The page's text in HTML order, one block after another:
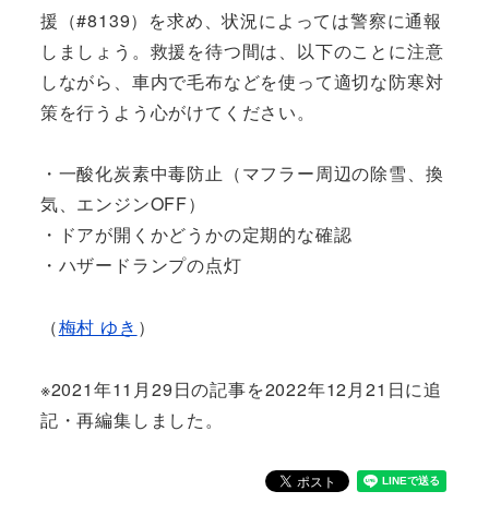
援（#8139）を求め、状況によっては警察に通報
しましょう。救援を待つ間は、以下のことに注意
しながら、車内で毛布などを使って適切な防寒対
策を行うよう心がけてください。
・一酸化炭素中毒防止（マフラー周辺の除雪、換
気、エンジンOFF）
・ドアが開くかどうかの定期的な確認
・ハザードランプの点灯
（梅村 ゆき ）
※2021年11月29日の記事を2022年12月21日に追
記・再編集しました。